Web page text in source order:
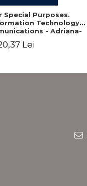
Special Purposes.
Technology
- Adriana-
Lei